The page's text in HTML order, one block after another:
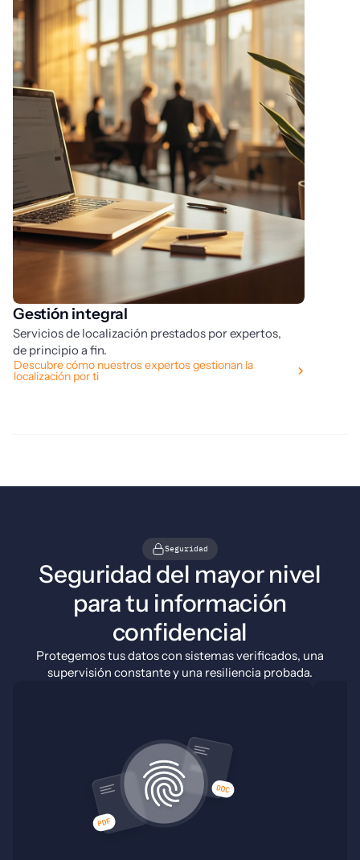
Gestión integral
Servicios de localización prestados por expertos,
de principio a fin.
Descubre cómo nuestros expertos gestionan la
localización por ti
Seguridad
Seguridad del mayor nivel
para tu información
confidencial
Protegemos tus datos con sistemas verificados, una
supervisión constante y una resiliencia probada.